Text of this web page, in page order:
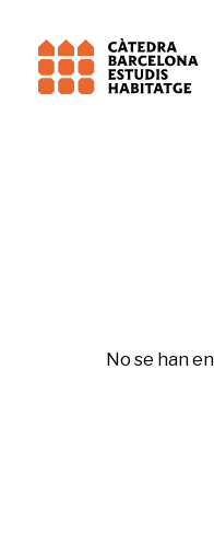
No se han